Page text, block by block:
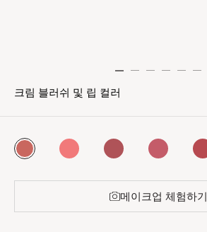
크림 블러쉬 및 립 컬러
메이크업 체험하기